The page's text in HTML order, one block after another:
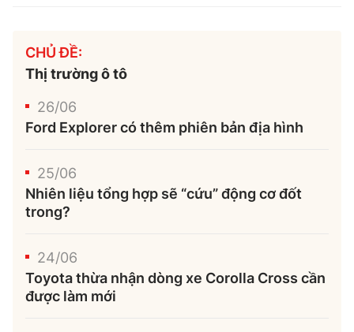
CHỦ ĐỀ:
Thị trường ô tô
26/06
Ford Explorer có thêm phiên bản địa hình
25/06
Nhiên liệu tổng hợp sẽ “cứu” động cơ đốt
trong?
24/06
Toyota thừa nhận dòng xe Corolla Cross cần
được làm mới